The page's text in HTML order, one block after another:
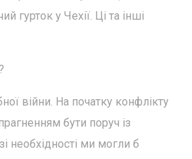
гурток у Чехії. Ці та інші
війни. На початку конфлікту
бути поруч із
необхідності ми могли б